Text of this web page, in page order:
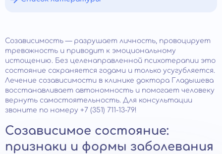
Созависимость — разрушает личность, провоцирует
тревожность и приводит к эмоциональному
истощению. Без целенаправленной психотерапии это
состояние сохраняется годами и только усугубляется.
Лечение созависимости в клинике доктора Гладышева
восстанавливает автономность и помогает человеку
вернуть самостоятельность. Для консультации
звоните по номеру +7 (351) 711-13-79!
Созависимое состояние:
признаки и формы заболевания